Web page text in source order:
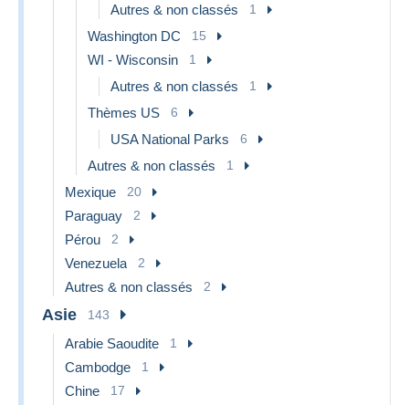
Autres & non classés 1
Washington DC 15
WI - Wisconsin 1
Autres & non classés 1
Thèmes US 6
USA National Parks 6
Autres & non classés 1
Mexique 20
Paraguay 2
Pérou 2
Venezuela 2
Autres & non classés 2
Asie 143
Arabie Saoudite 1
Cambodge 1
Chine 17